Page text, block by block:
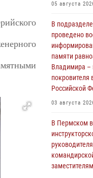
05 августа
В
проведено
памяти
Владимира –
покровителя
Российской
03 августа
В Пермском